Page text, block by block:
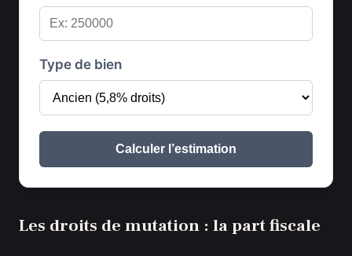
Type de bien
Calculer l’estimation
Les droits de mutation : la part fiscale